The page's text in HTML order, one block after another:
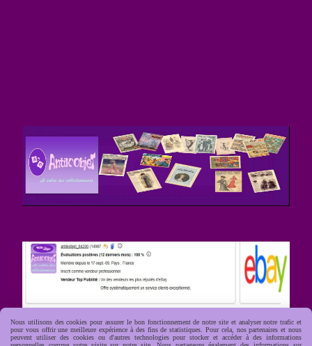
Nous utilisons des cookies pour assurer le bon fonctionnement de notre site et analyser notre trafic et
pour vous offrir une meilleure expérience à des fins de statistiques. Pour cela, nos partenaires et nous
peuvent utiliser des cookies ou d'autres technologies pour stocker et accéder à des informations